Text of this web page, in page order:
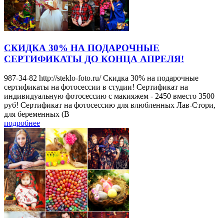
СКИДКА 30% НА ПОДАРОЧНЫЕ
СЕРТИФИКАТЫ ДО КОНЦА АПРЕЛЯ!
987-34-82 http://steklo-foto.ru/ Скидка 30% на подарочные
сертификаты на фотосессии в студии! Сертификат на
индивидуальную фотосессию с макияжем - 2450 вместо 3500
руб! Сертификат на фотосессию для влюбленных Лав-Стори,
для беременных (В
подробнее